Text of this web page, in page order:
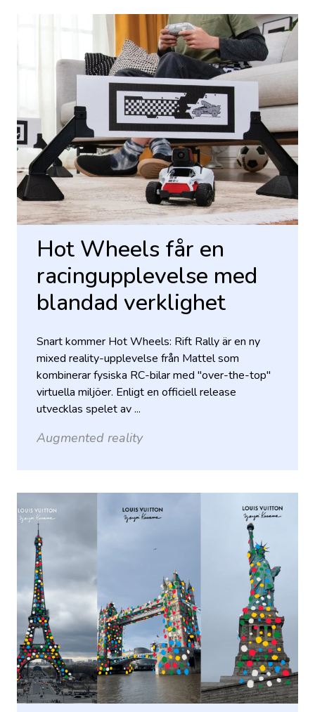
Hot Wheels får en
racingupplevelse med
blandad verklighet
Snart kommer Hot Wheels: Rift Rally är en ny
mixed reality-upplevelse från Mattel som
kombinerar fysiska RC-bilar med "over-the-top"
virtuella miljöer. Enligt en officiell release
utvecklas spelet av ...
Augmented reality